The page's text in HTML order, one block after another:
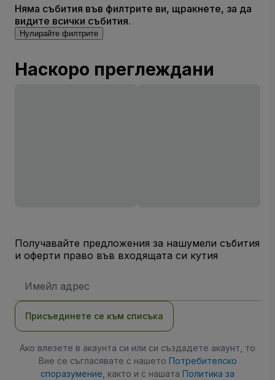
Няма събития във филтрите ви, щракнете, за да
видите всички събития.
Нулирайте филтрите
Наскоро преглеждани
Получавайте предложения за нашумели събития
и оферти право във входящата си кутия
адрес
Присъединете се към списъка
Ако влезете в акаунта си или си създадете акаунт, то
Вие се съгласявате с нашето Потребителско
споразумение , както и с нашата Политика за